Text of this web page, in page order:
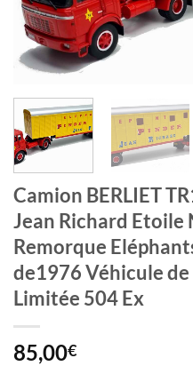
Camion BERLIET
Jean Richard Etoile
Remorque
de1976 Véhicule
Limitée 504 Ex
85,00€